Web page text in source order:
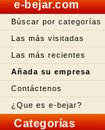
e-bejar.com
Búscar por categorías
Las más visitadas
Las más recientes
Añada su empresa
Contáctenos
¿Que es e-bejar?
Categorías